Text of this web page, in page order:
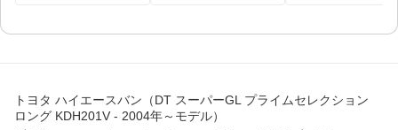
トヨタ ハイエースバン（DT スーパーGL プライムセレクション
ロング KDH201V - 2004年～モデル）